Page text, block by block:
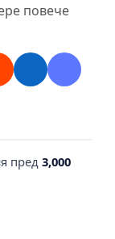
повече
пред 3,000